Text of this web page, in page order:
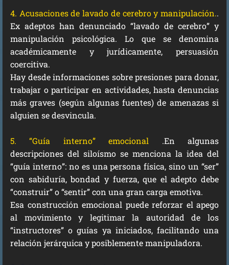
4. Acusaciones de lavado de cerebro y manipulación..
Ex adeptos han denunciado “lavado de cerebro” y
manipulación psicológica. Lo que se denomina
académicamente y jurídicamente, persuasión
coercitiva.
Hay desde informaciones sobre presiones para donar,
trabajar o participar en actividades, hasta denuncias
más graves (según algunas fuentes) de amenazas si
alguien se desvincula.
5. “Guía interno” emocional .En algunas
descripciones del siloísmo se menciona la idea del
“guía interno”: no es una persona física, sino un “ser”
con sabiduría, bondad y fuerza, que el adepto debe
“construir” o “sentir” con una gran carga emotiva.
Esa construcción emocional puede reforzar el apego
al movimiento y legitimar la autoridad de los
“instructores” o guías ya iniciados, facilitando una
relación jerárquica y posiblemente manipuladora.